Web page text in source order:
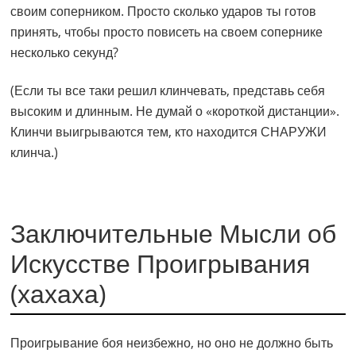
своим соперником. Просто сколько ударов ты готов
принять, чтобы просто повисеть на своем сопернике
несколько секунд?
(Если ты все таки решил клинчевать, представь себя
высоким и длинным. Не думай о «короткой дистанции».
Клинчи выигрываются тем, кто находится СНАРУЖИ
клинча.)
Заключительные Мысли об
Искусстве Проигрывания
(хахаха)
Проигрывание боя неизбежно, но оно не должно быть